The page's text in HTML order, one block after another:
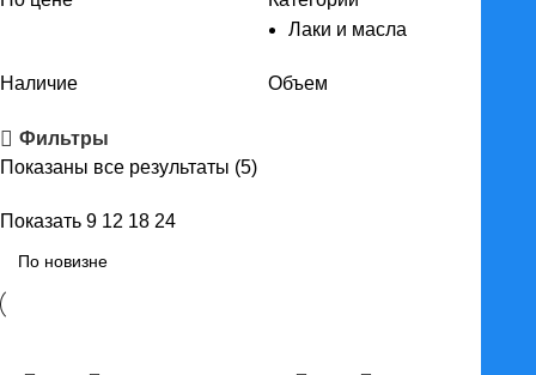
Лаки и масла
Наличие Объем
Фильтры
Показаны все результаты (5)Сортировка:
Показать 9 12 18 24